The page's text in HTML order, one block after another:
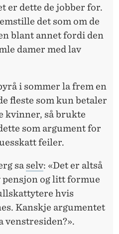
er dette de jobber for.
det som om de
blant annet fordi den
damer med lav
i sommer la frem en
fleste som kun betaler
kvinner, så brukte
som argument for
feiler.
sa selv: «Det er altså
pensjon og litt formue
hvis
Kanskje argumentet
venstresiden?».